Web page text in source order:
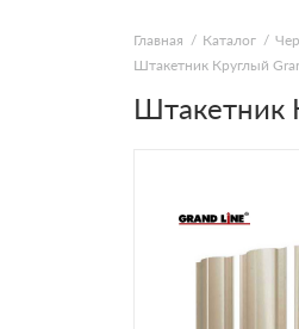
Перейти в
Листовой
Сортовой
Фасонный
Главная Каталог
Штакетник Круглый
Штакетник